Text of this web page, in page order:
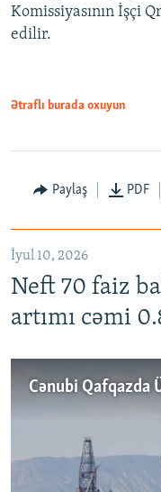
Komissiyasının İşçi
edilir.
Ətraflı burada oxuyun
Paylaş PDF
İyul 10, 2026
Neft 70 faiz
artımı cəmi
No media